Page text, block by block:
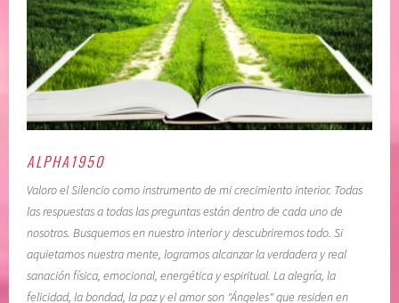
ALPHA1950
Valoro el Silencio como instrumento de mi crecimiento interior. Todas
las respuestas a todas las preguntas están dentro de cada uno de
nosotros. Busquemos en nuestro interior y descubriremos todo. Si
aquietamos nuestra mente, logramos alcanzar la verdadera y real
sanación física, emocional, energética y espiritual. La alegría, la
felicidad, la bondad, la paz y el amor son "Ángeles" que residen en